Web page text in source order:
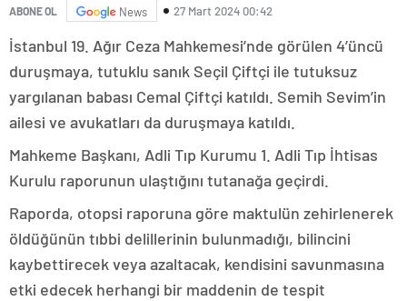
ABONE OL News 27 Mart 2024 00:42
İstanbul 19. Ağır Ceza Mahkemesi’nde görülen 4’üncü
duruşmaya, tutuklu sanık Seçil Çiftçi ile tutuksuz
yargılanan babası Cemal Çiftçi katıldı. Semih Sevim’in
ailesi ve avukatları da duruşmaya katıldı.
Mahkeme Başkanı, Adli Tıp Kurumu 1. Adli Tıp İhtisas
Kurulu raporunun ulaştığını tutanağa geçirdi.
Raporda, otopsi raporuna göre maktulün zehirlenerek
öldüğünün tıbbi delillerinin bulunmadığı, bilincini
kaybettirecek veya azaltacak, kendisini savunmasına
etki edecek herhangi bir maddenin de tespit